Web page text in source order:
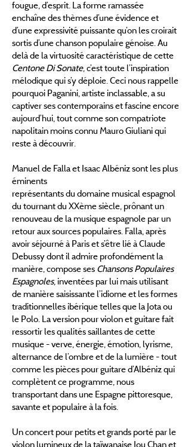
fougue, d’esprit. La forme ramassée
enchaîne des thèmes d’une évidence et
d’une expressivité puissante qu’on les croirait
sortis d’une chanson populaire génoise. Au
delà de la virtuosité caractéristique de cette
Centone Di Sonate, c’est toute l’inspiration
mélodique qui s’y déploie. Ceci nous rappelle
pourquoi Paganini, artiste inclassable, a su
captiver ses contemporains et fascine encore
aujourd’hui, tout comme son compatriote
napolitain moins connu Mauro Giuliani qui
reste à découvrir.
Manuel de Falla et Isaac Albéniz sont les plus
éminents
représentants du domaine musical espagnol
du tournant du XXème siècle, prônant un
renouveau de la musique espagnole par un
retour aux sources populaires. Falla, après
avoir séjourné à Paris et s’être lié à Claude
Debussy dont il admire profondément la
manière, compose ses Chansons Populaires
Espagnoles, inventées par lui mais utilisant
de manière saisissante l’idiome et les formes
traditionnelles ibérique telles que la Jota ou
le Polo. La version pour violon et guitare fait
ressortir les qualités saillantes de cette
musique - verve, énergie, émotion, lyrisme,
alternance de l’ombre et de la lumière - tout
comme les pièces pour guitare d’Albéniz qui
complètent ce programme, nous
transportant dans une Espagne pittoresque,
savante et populaire à la fois.
Un concert pour petits et grands porté par le
violon lumineux de la taïwanaise Jou Chan et